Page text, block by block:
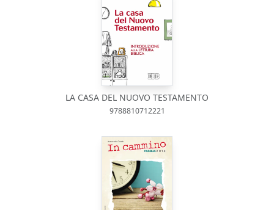
LA CASA DEL NUOVO TESTAMENTO
9788810712221